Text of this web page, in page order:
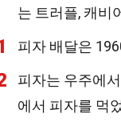
는 트러플, 캐비
피자 배달은
피자는 우주에
에서 피자를 먹